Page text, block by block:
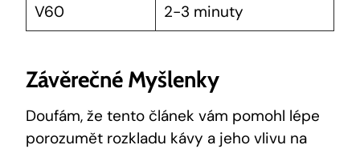
V60
2-3 minuty
Závěrečné Myšlenky
Doufám, že tento článek vám pomohl lépe
porozumět rozkladu kávy a jeho vlivu na